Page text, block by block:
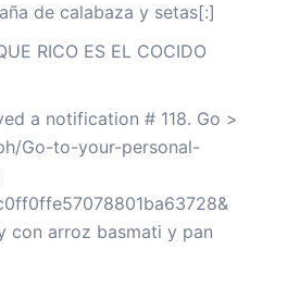
de calabaza y setas[:]
RICO ES EL COCIDO
a notification # 118. Go >
Go-to-your-personal-
con arroz basmati y pan